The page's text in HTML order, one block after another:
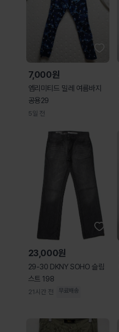
7,000원
엠리미티드 밀레 여름바지
공용29
5일 전
23,000원
29-30 DKNY SOHO 슬림
스트 198
21시간 전 무료배송